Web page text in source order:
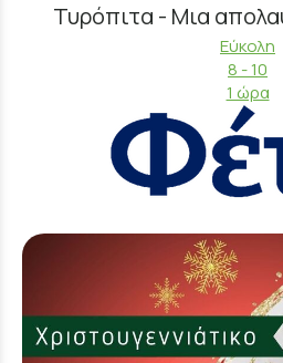
Τυρόπιτα - Μια
Εύκολη
8 - 10
1 ώρα